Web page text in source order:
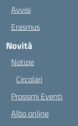
Avvisi
Erasmus
Novità
Notizie
Circolari
Prossimi Eventi
Albo online